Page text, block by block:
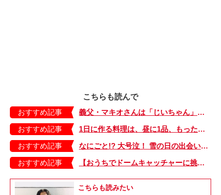
こちらも読んで
おすすめ記事
義父・マキオさんは「じいちゃん」で「おとうさん」!? 娘の混乱に母は…【しぶしぶ同居したら義父が最高だった件・8】
おすすめ記事
1日に作る料理は、昼に1品、もったりしたスープだけ。栄養も取れるし後片付けもラク。ドイツ風スープライフ【日登美のタベコト in Berlin・37】
おすすめ記事
なにごと!? 大号泣！ 雪の日の出会いと別れ【もちもち！おもちBOY・34】
おすすめ記事
【おうちでドームキャッチャーに挑戦だ】アンパンマン わくわくドームキャッチャー
こちらも読みたい